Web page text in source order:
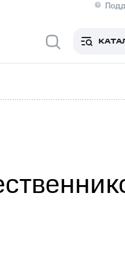
Медиа-центр
акций